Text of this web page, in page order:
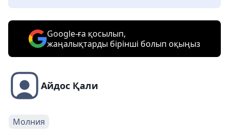
Google-ға қосылып,
жаңалықтарды бірінші болып оқыңыз
Айдос Қали
Молния